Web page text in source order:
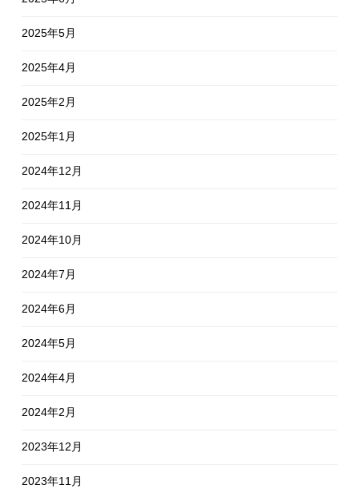
2025年5月
2025年4月
2025年2月
2025年1月
2024年12月
2024年11月
2024年10月
2024年7月
2024年6月
2024年5月
2024年4月
2024年2月
2023年12月
2023年11月